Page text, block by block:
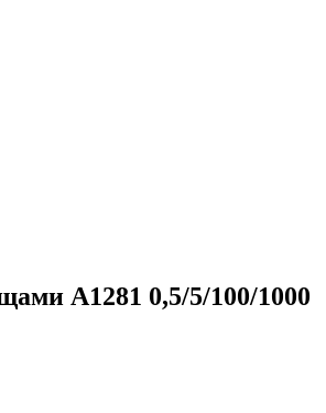
А1281 0,5/5/100/1000